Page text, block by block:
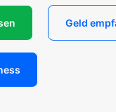
Geld